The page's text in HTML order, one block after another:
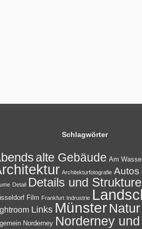
Schlagwörter
alte Gebäude Am
Architekturfotografie Autos
Detail Details und
Film Frankfurt Indrustrie
Links Münster Natur
Norderney Norderney